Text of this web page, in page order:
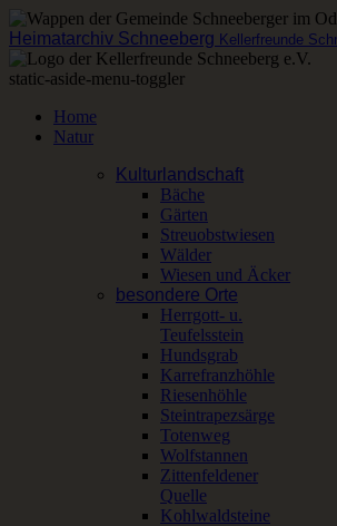
Heimatarchiv Schneeberg Kellerfreunde
static-aside-menu-toggler
Home
Natur
Kulturlandschaft
Bäche
Gärten
Streuobstwiesen
Wälder
Wiesen und Äcker
besondere Orte
Herrgott- u.
Teufelsstein
Hundsgrab
Karrefranzhöhle
Riesenhöhle
Steintrapezsärge
Totenweg
Wolfstannen
Zittenfeldener
Quelle
Kohlwaldsteine